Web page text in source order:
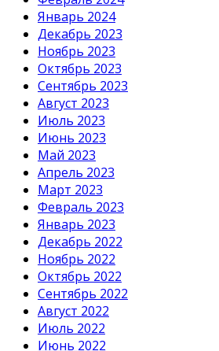
Январь 2024
Декабрь 2023
Ноябрь 2023
Октябрь 2023
Сентябрь 2023
Август 2023
Июль 2023
Июнь 2023
Май 2023
Апрель 2023
Март 2023
Февраль 2023
Январь 2023
Декабрь 2022
Ноябрь 2022
Октябрь 2022
Сентябрь 2022
Август 2022
Июль 2022
Июнь 2022